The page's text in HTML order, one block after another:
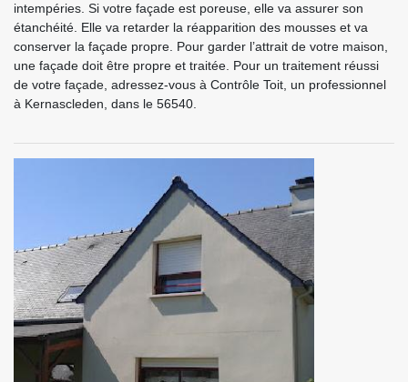
intempéries. Si votre façade est poreuse, elle va assurer son
étanchéité. Elle va retarder la réapparition des mousses et va
conserver la façade propre. Pour garder l’attrait de votre maison,
une façade doit être propre et traitée. Pour un traitement réussi
de votre façade, adressez-vous à Contrôle Toit, un professionnel
à Kernascleden, dans le 56540.